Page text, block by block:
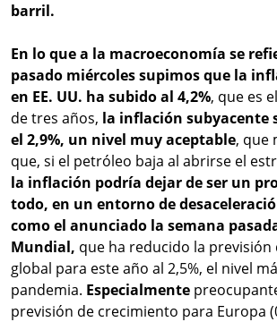
barril.
En lo que a la macroeconomía se
pasado miércoles supimos que la
en EE. UU. ha subido al 4,2%, que es
de tres años, la inflación subyacente
el 2,9%, un nivel muy aceptable, que
que, si el petróleo baja al abrirse el
la inflación podría dejar de ser un
todo, en un entorno de
como el anunciado la semana
Mundial, que ha reducido la
global para este año al 2,5%, el nivel
pandemia. Especialmente
previsión de crecimiento para Europa